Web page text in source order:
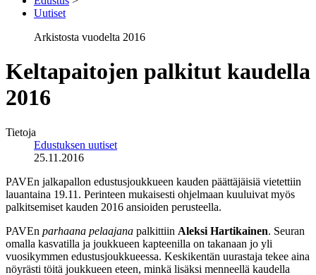
Uutiset
Arkistosta vuodelta 2016
Keltapaitojen palkitut kaudella
2016
Tietoja
Edustuksen uutiset
25.11.2016
PAVEn jalkapallon edustusjoukkueen kauden päättäjäisiä vietettiin
lauantaina 19.11. Perinteen mukaisesti ohjelmaan kuuluivat myös
palkitsemiset kauden 2016 ansioiden perusteella.
PAVEn parhaana pelaajana palkittiin Aleksi Hartikainen. Seuran
omalla kasvatilla ja joukkueen kapteenilla on takanaan jo yli
vuosikymmen edustusjoukkueessa. Keskikentän uurastaja tekee aina
nöyrästi töitä joukkueen eteen, minkä lisäksi menneellä kaudella